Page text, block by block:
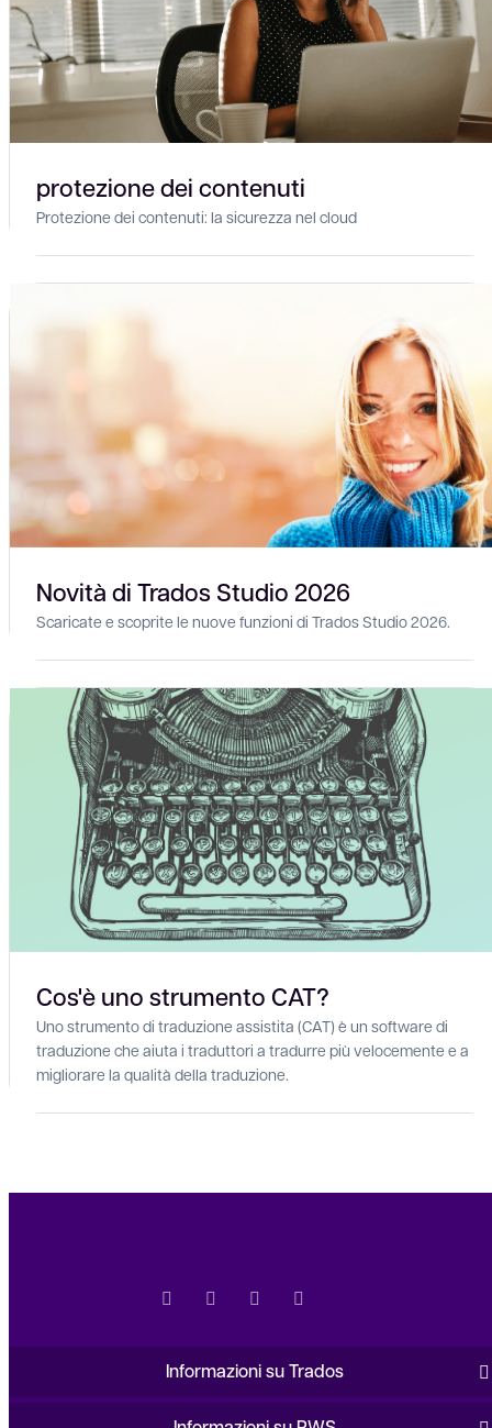
protezione dei contenuti
Protezione dei contenuti: la sicurezza nel cloud
Novità di Trados Studio 2026
Scaricate e scoprite le nuove funzioni di Trados Studio 2026.
Cos'è uno strumento CAT?
Uno strumento di traduzione assistita (CAT) è un software di
traduzione che aiuta i traduttori a tradurre più velocemente e a
migliorare la qualità della traduzione.
Informazioni su Trados